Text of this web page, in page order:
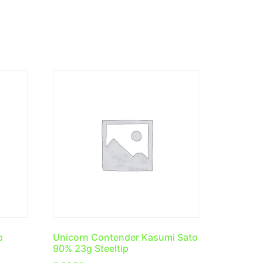
Unicorn Contender Kasumi Sato
90% 23g Steeltip